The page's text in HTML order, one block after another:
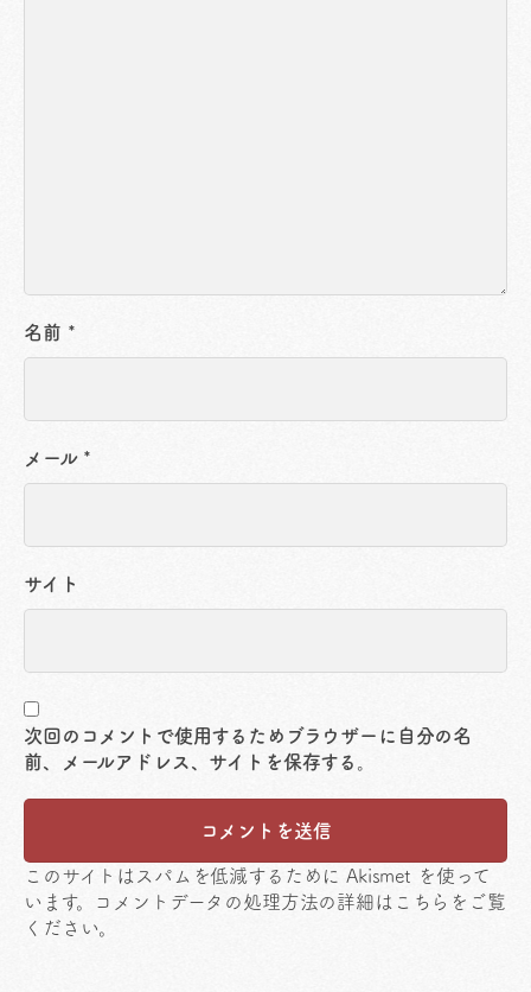
名前 *
メール *
サイト
次回のコメントで使用するためブラウザーに自分の名
前、メールアドレス、サイトを保存する。
このサイトはスパムを低減するために Akismet を使って
います。
コメントデータの処理方法の詳細はこちらをご覧
ください。